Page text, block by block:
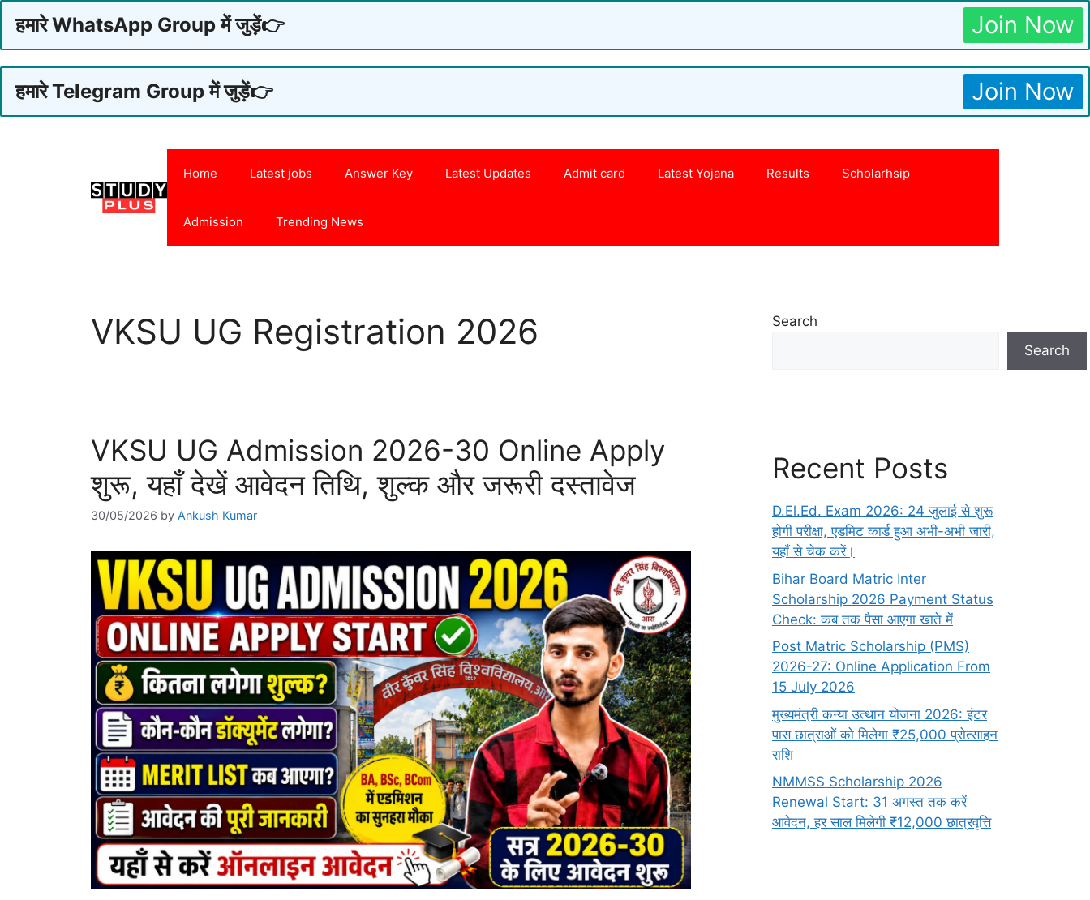
हमारे WhatsApp Group में जुड़ें👉 Join Now
हमारे Telegram Group में जुड़ें👉 Join Now
Home Latest jobs Answer Key Latest Updates Admit card Latest Yojana Results Scholarhsip
Admission Trending News
VKSU UG Registration 2026
VKSU UG Admission 2026-30 Online Apply
शुरू, यहाँ देखें आवेदन तिथि, शुल्क और जरूरी दस्तावेज
30/05/2026 by Ankush Kumar
Search
Search
Recent Posts
D.El.Ed. Exam 2026: 24 जुलाई से शुरू
होगी परीक्षा, एडमिट कार्ड हुआ अभी-अभी जारी,
यहाँ से चेक करें।
Bihar Board Matric Inter
Scholarship 2026 Payment Status
Check: कब तक पैसा आएगा खाते में
Post Matric Scholarship (PMS)
2026-27: Online Application From
15 July 2026
मुख्यमंत्री कन्या उत्थान योजना 2026: इंटर
पास छात्राओं को मिलेगा ₹25,000 प्रोत्साहन
राशि
NMMSS Scholarship 2026
Renewal Start: 31 अगस्त तक करें
आवेदन, हर साल मिलेगी ₹12,000 छात्रवृत्ति